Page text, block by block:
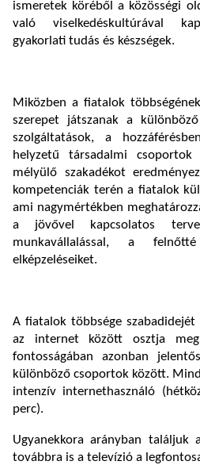
ismeretek köréből a közösségi
való viselkedéskultúrával
gyakorlati tudás és készségek.
Miközben a fiatalok
szerepet játszanak a
szolgáltatások, a
helyzetű társadalmi
mélyülő szakadékot
kompetenciák terén a fiatalok
ami nagymértékben
a jövővel kapcsolatos
munkavállalással, a
elképzeléseiket.
A fiatalok többsége
az internet között osztja
fontosságában azonban
különböző csoportok között.
intenzív internethasználó
perc).
Ugyanekkora arányban találjuk
továbbra is a televízió a